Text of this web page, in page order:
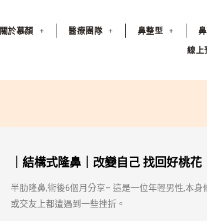
關於慕顏 醫療團隊 鼻整型
線上
｜結構式隆鼻｜改變自己 找回好桃花
半肋隆鼻,術後6個月分享– 這是一位年輕男性,本
或交友上都遭遇到一些挫折。